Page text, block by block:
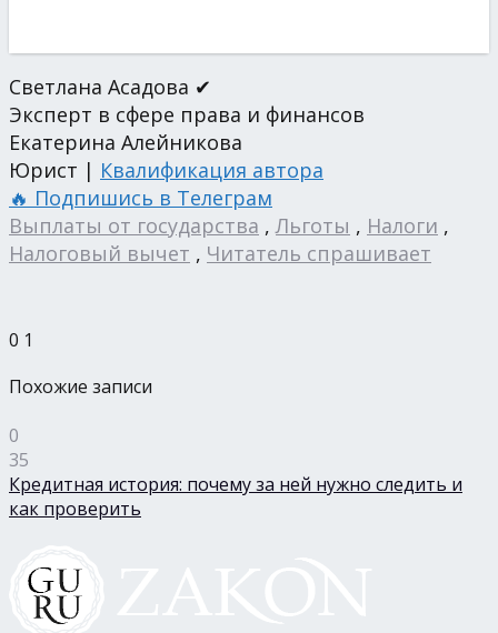
Светлана Асадова ✔
Эксперт в сфере права и финансов
Екатерина Алейникова
Юрист | Квалификация автора
🔥 Подпишись в Телеграм
Выплаты от государства , Льготы , Налоги ,
Налоговый вычет , Читатель спрашивает
0 1
Похожие записи
0
35
Кредитная история: почему за ней нужно следить и
как проверить